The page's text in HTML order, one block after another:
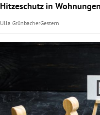
Hitzeschutz in
Ulla GrünbacherGestern